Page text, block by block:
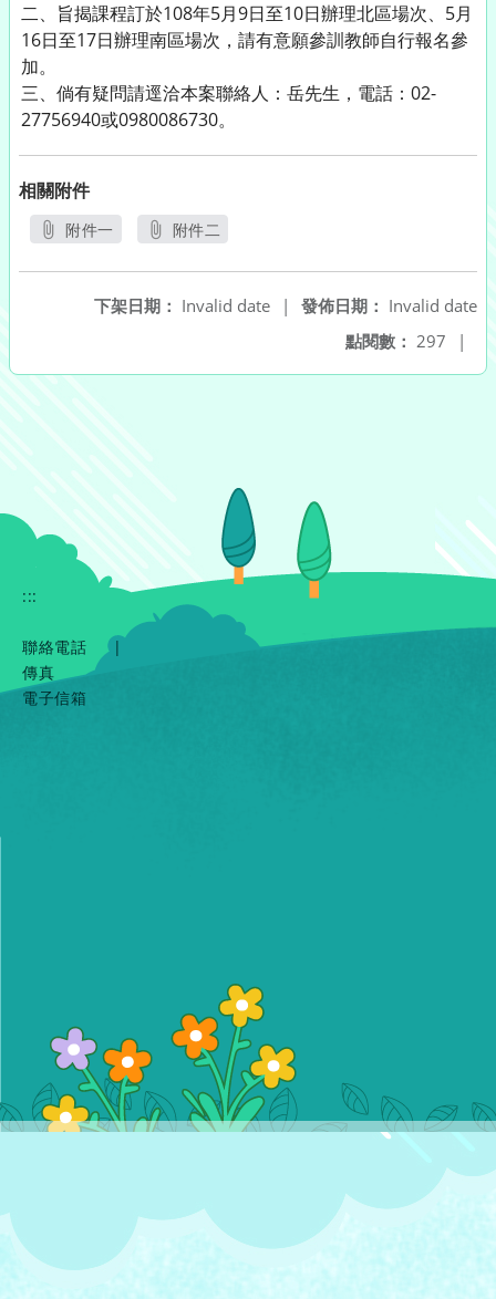
二、旨揭課程訂於108年5月9日至10日辦理北區場次、5月
16日至17日辦理南區場次，請有意願參訓教師自行報名參
加。
三、倘有疑問請逕洽本案聯絡人：岳先生，電話：02-
27756940或0980086730。
相關附件
附件一
附件二
發佈日期： Invalid date
下架日期： Invalid date
|
點閱數： 297 |
:::
聯絡電話
|
傳真
電子信箱